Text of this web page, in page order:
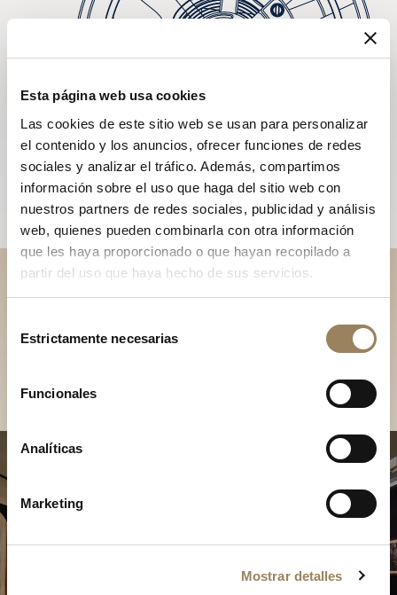
Esta página web usa cookies
Las cookies de este sitio web se usan para personalizar
el contenido y los anuncios, ofrecer funciones de redes
sociales y analizar el tráfico. Además, compartimos
información sobre el uso que haga del sitio web con
nuestros partners de redes sociales, publicidad y análisis
web, quienes pueden combinarla con otra información
que les haya proporcionado o que hayan recopilado a
partir del uso que haya hecho de sus servicios.
Estrictamente necesarias
Funcionales
Analíticas
Marketing
Mostrar detalles
Descubra nuestras
colecciones en boutique